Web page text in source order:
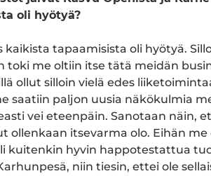
oli hyötyä?
kaikista tapaamisista oli hyötyä.
toki me oltiin itse tätä meidän
ollut silloin vielä edes
saatiin paljon uusia näkökulmia
vei eteenpäin. Sanotaan näin,
ollenkaan itsevarma olo. Eihän
kuitenkin hyvin happotestattua
niin tiesin, ettei ole